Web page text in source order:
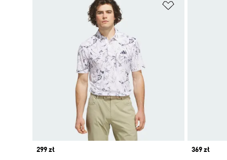
Price
299 zł
Price
369 zł